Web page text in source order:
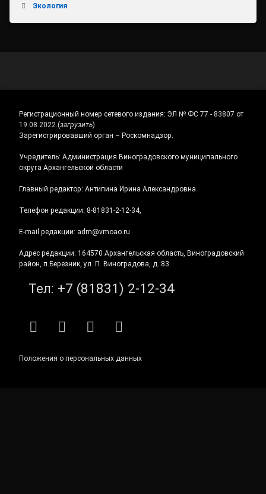
Экология
Регистрационный номер сетевого издания: ЭЛ № ФС 77 - 83807 от
19.08.2022.(загрузить)
Зарегистрировавший орган – Роскомнадзор.
Учредитель: Администрация Виноградовского муниципального
округа Архангельской области
Главный редактор: Антипина Ирина Александровна
Телефон редакции: 8-81831-2-12-34,
E-mail редакции: adm@vmoao.ru
Адрес редакции: 164570 Архангельская область, Виноградовский
район, п.Березник, ул. П. Виноградова, д. 83.
Тел: +7 (81831) 2-12-34
RSS E-mailВКонтакте
Telegram
Положения о персональных данных